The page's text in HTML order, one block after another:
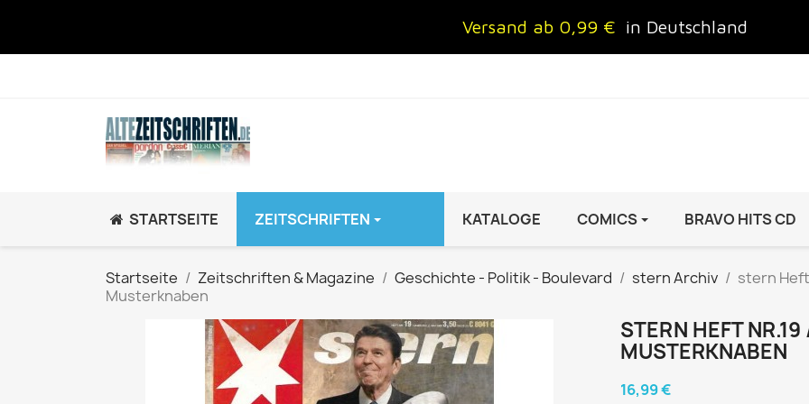
Versand ab 0,99 € in Deutschland
STARTSEITE ZEITSCHRIFTEN
JUGEND / KIND
BRAVO HipHop Special
BRAVO Zeitschrift
hey!
FRAUEN AUTO & MOTOR
auto motor sport Archiv
Autoprospekte &
KATALOGE COMICS BRAVO HITS CD
Startseite Zeitschriften & Magazine Geschichte - Politik - Boulevard stern Archiv
stern Heft
Musterknaben
STERN HEFT
MUSTERKNABEN
16,99 €